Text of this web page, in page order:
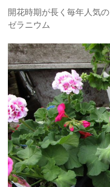
開花時期が長く毎年人気の
ゼラニウム